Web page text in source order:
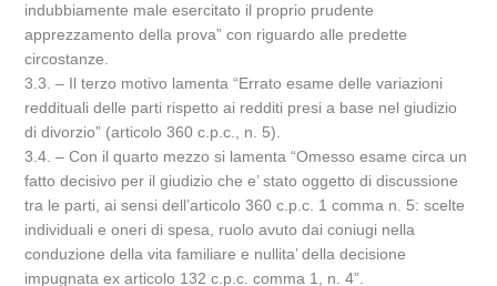
indubbiamente male esercitato il proprio prudente
apprezzamento della prova” con riguardo alle predette
circostanze.
3.3. – Il terzo motivo lamenta “Errato esame delle variazioni
reddituali delle parti rispetto ai redditi presi a base nel giudizio
di divorzio” (articolo 360 c.p.c., n. 5).
3.4. – Con il quarto mezzo si lamenta “Omesso esame circa un
fatto decisivo per il giudizio che e’ stato oggetto di discussione
tra le parti, ai sensi dell’articolo 360 c.p.c. 1 comma n. 5: scelte
individuali e oneri di spesa, ruolo avuto dai coniugi nella
conduzione della vita familiare e nullita’ della decisione
impugnata ex articolo 132 c.p.c. comma 1, n. 4”.